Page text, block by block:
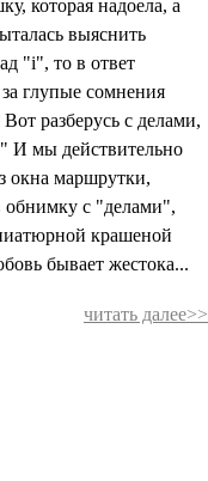
которая надоела, а
выяснить
"i", то в ответ
глупые сомнения
разберусь с делами,
И мы действительно
окна маршрутки,
обнимку с "делами",
крашеной
бывает жестока...
читать далее>>